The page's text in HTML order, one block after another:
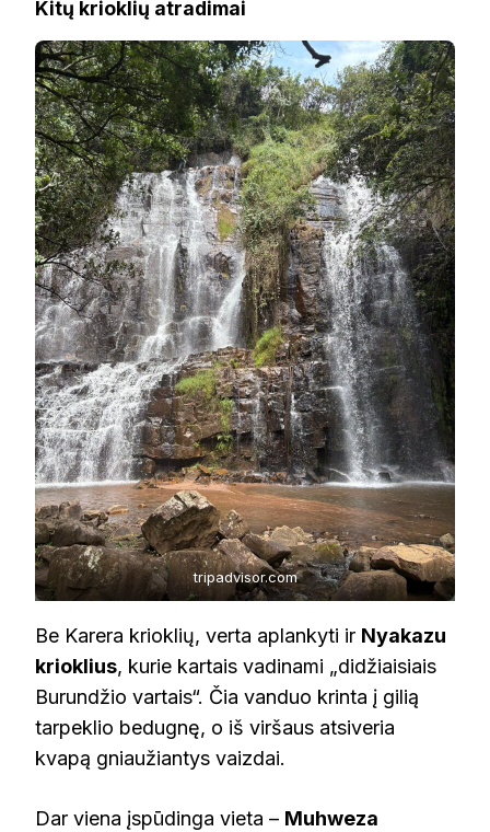
Kitų krioklių atradimai
tripadvisor.com
Be Karera krioklių, verta aplankyti ir Nyakazu
krioklius, kurie kartais vadinami „didžiaisiais
Burundžio vartais“. Čia vanduo krinta į gilią
tarpeklio bedugnę, o iš viršaus atsiveria
kvapą gniaužiantys vaizdai.
Dar viena įspūdinga vieta – Muhweza